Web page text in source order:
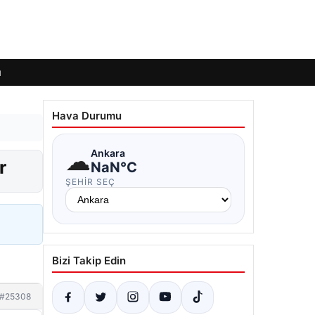
#25308
Hava Durumu
☁Ankara
NaN°C
ŞEHIR SEÇ
Bizi Takip Edin